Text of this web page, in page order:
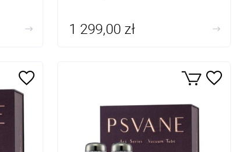
1 299,00 zł